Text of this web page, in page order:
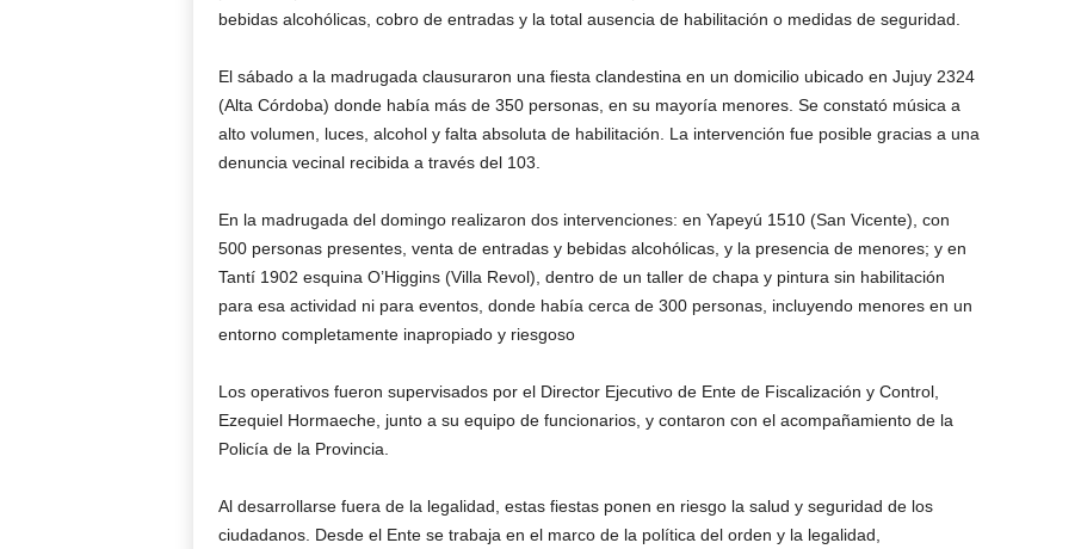
bebidas alcohólicas, cobro de entradas y la total ausencia de habilitación o medidas de seguridad.
El sábado a la madrugada clausuraron una fiesta clandestina en un domicilio ubicado en Jujuy 2324
(Alta Córdoba) donde había más de 350 personas, en su mayoría menores. Se constató música a
alto volumen, luces, alcohol y falta absoluta de habilitación. La intervención fue posible gracias a una
denuncia vecinal recibida a través del 103.
En la madrugada del domingo realizaron dos intervenciones: en Yapeyú 1510 (San Vicente), con
500 personas presentes, venta de entradas y bebidas alcohólicas, y la presencia de menores; y en
Tantí 1902 esquina O’Higgins (Villa Revol), dentro de un taller de chapa y pintura sin habilitación
para esa actividad ni para eventos, donde había cerca de 300 personas, incluyendo menores en un
entorno completamente inapropiado y riesgoso
Los operativos fueron supervisados por el Director Ejecutivo de Ente de Fiscalización y Control,
Ezequiel Hormaeche, junto a su equipo de funcionarios, y contaron con el acompañamiento de la
Policía de la Provincia.
Al desarrollarse fuera de la legalidad, estas fiestas ponen en riesgo la salud y seguridad de los
ciudadanos. Desde el Ente se trabaja en el marco de la política del orden y la legalidad,